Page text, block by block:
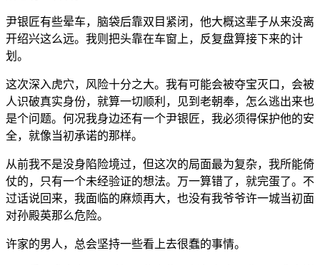
尹银匠有些晕车，脑袋后靠双目紧闭，他大概这辈子从来没离
开绍兴这么远。我则把头靠在车窗上，反复盘算接下来的计
划。
这次深入虎穴，风险十分之大。我有可能会被夺宝灭口，会被
人识破真实身份，就算一切顺利，见到老朝奉，怎么逃出来也
是个问题。何况我身边还有一个尹银匠，我必须得保护他的安
全，就像当初承诺的那样。
从前我不是没身陷险境过，但这次的局面最为复杂，我所能倚
仗的，只有一个未经验证的想法。万一算错了，就完蛋了。不
过话说回来，我面临的麻烦再大，也没有我爷爷许一城当初面
对孙殿英那么危险。
许家的男人，总会坚持一些看上去很蠢的事情。